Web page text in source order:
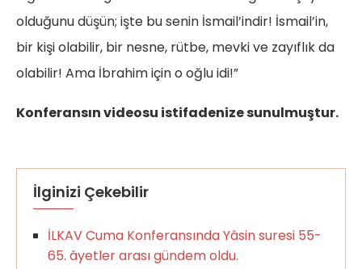
olduğunu düşün; işte bu senin İsmail’indir! İsmail’in,
bir kişi olabilir, bir nesne, rütbe, mevki ve zayıflık da
olabilir! Ama İbrahim için o oğlu idi!”
Konferansın videosu istifadenize sunulmuştur.
İlginizi Çekebilir
İLKAV Cuma Konferansında Yâsin suresi 55-
65. âyetler arası gündem oldu.